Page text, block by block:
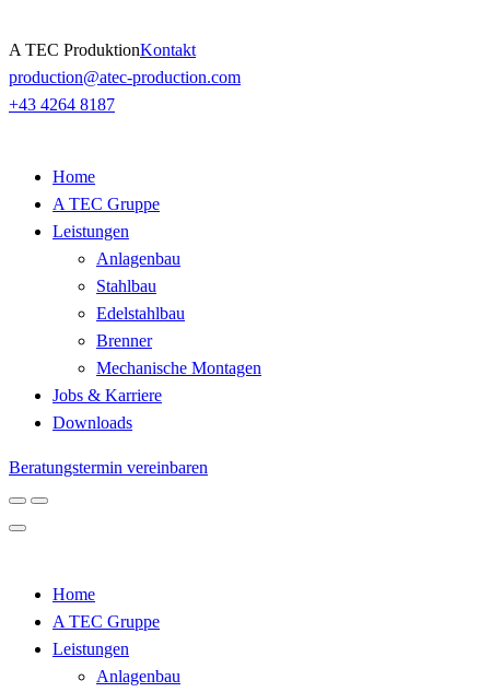
Skip
to
content
A TEC ProduktionKontakt
production@atec-production.com
+43 4264 8187
Home
A TEC Gruppe
Leistungen
Anlagenbau
Stahlbau
Edelstahlbau
Brenner
Mechanische Montagen
Jobs & Karriere
Downloads
Beratungstermin vereinbaren
Home
A TEC Gruppe
Leistungen
Anlagenbau